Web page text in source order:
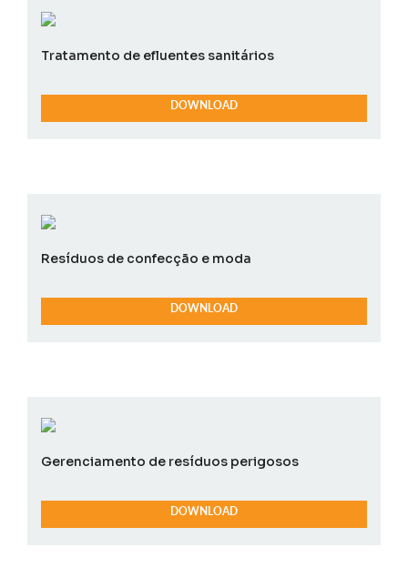
Tratamento de efluentes sanitários
DOWNLOAD
Resíduos de confecção e moda
DOWNLOAD
Gerenciamento de resíduos perigosos
DOWNLOAD